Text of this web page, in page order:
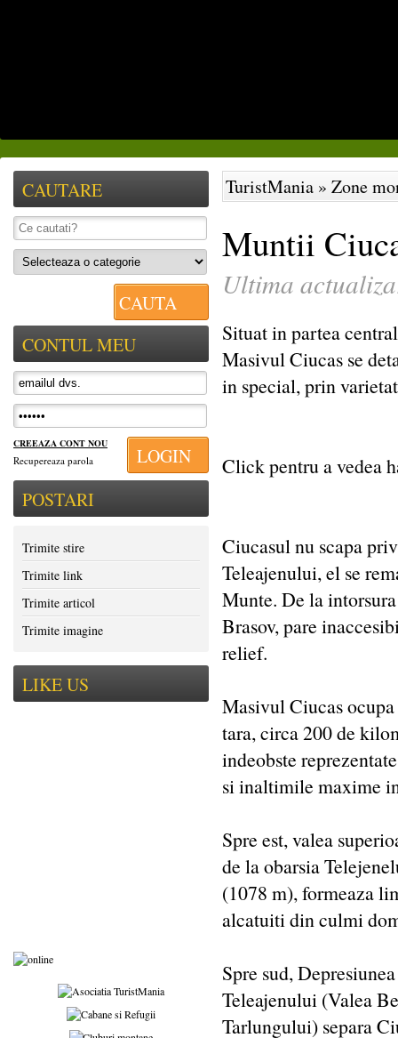
CAUTARE
CAUTA
CONTUL MEU
LOGIN
CREEAZA CONT NOU
Recupereaza parola
POSTARI
Trimite stire
Trimite link
Trimite articol
Trimite imagine
LIKE US
TuristMania » Zone
Muntii
Ultima
Situat in partea
Masivul Ciucas se
in special, prin
Click pentru a vedea
Ciucasul nu scapa
Teleajenului, el se
Munte. De la
Brasov, pare
relief.
Masivul Ciucas
tara, circa 200 de
indeobste
si inaltimile maxime
Spre est, valea
de la obarsia
(1078 m), formeaza
alcatuiti din culmi
Spre sud,
Teleajenului (Valea
Tarlungului) separa